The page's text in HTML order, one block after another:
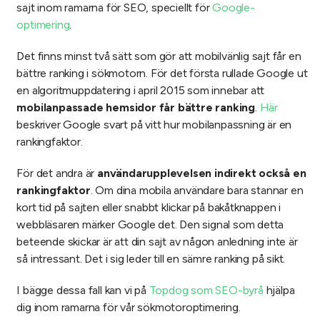
sajt inom ramarna för SEO, speciellt förGoogle-
optimering.
Det finns minst två sätt som gör att mobilvänlig sajt får en
bättre ranking i sökmotorn. För det första rullade Google ut
en algoritmuppdatering i april 2015 som innebar att
mobilanpassade hemsidor får bättre ranking. Här
beskriver Google svart på vitt hur mobilanpassning är en
rankingfaktor.
För det andra är användarupplevelsen indirekt också en
rankingfaktor. Om dina mobila användare bara stannar en
kort tid på sajten eller snabbt klickar på bakåtknappen i
webbläsaren märker Google det. Den signal som detta
beteende skickar är att din sajt av någon anledning inte är
så intressant. Det i sig leder till en sämre ranking på sikt.
I bägge dessa fall kan vi på Topdog som SEO-byrå hjälpa
dig inom ramarna för vår sökmotoroptimering.